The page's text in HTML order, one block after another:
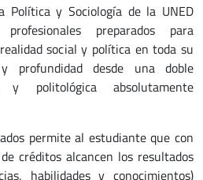
Política y Sociología de la UNED
preparados para
social y política en toda su
profundidad desde una doble
y politológica absolutamente
permite al estudiante que con
créditos alcancen los resultados
habilidades y conocimientos)